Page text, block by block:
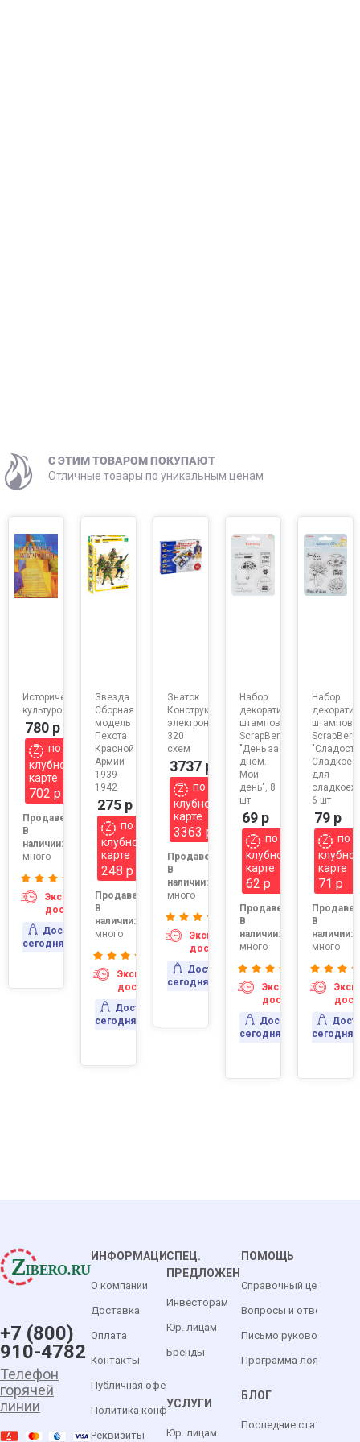
C ЭТИМ ТОВАРОМ ПОКУПАЮТ
Отличные товары по уникальным ценам
Историческая
культурология
780 р
по
клубной
карте
702 р
Продавец:
В
наличии:
много
Экспресс-
доставка
Доставка
сегодня
Звезда
Сборная
модель
Пехота
Красной
Армии
1939-
1942
275 р
по
клубной
карте
248 р
Продавец:
В
наличии:
много
Экспресс-
доставка
Доставка
сегодня
Знаток
Конструктор
электронный
320
схем
3737 р
по
клубной
карте
3363 р
Продавец:
В
наличии:
много
Экспресс-
доставка
Доставка
сегодня
Набор
декоративных
штампов
ScrapBerry's
"День за
днем.
Мой
день", 8
шт
69 р
по
клубной
карте
62 р
Продавец:
В
наличии:
много
Экспресс-
доставка
Доставка
сегодня
Набор
штампов
Сладкое
для
6 шт
79 р
по
карте
71 р
В
наличии:
много
сегодня
+7 (800)
910-4782
Телефон
горячей
линии
ИНФОРМАЦИЯ
О компании
Доставка
Оплата
Контакты
Публичная оферта
Политика конфиденциальности
Реквизиты
СПЕЦ.
ПРЕДЛОЖЕНИЯ
Инвесторам
Юр. лицам
Бренды
УСЛУГИ
Юр. лицам
ПОМОЩЬ
Справочный центр
Вопросы и ответы
Письмо руководителю
Программа лояльности
БЛОГ
Последние статьи